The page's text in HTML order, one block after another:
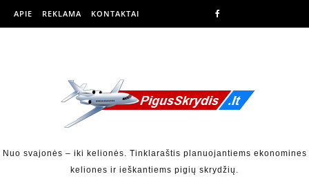
APIE REKLAMA KONTAKTAI
Nuo svajonės – iki kelionės. Tinklaraštis planuojantiems ekonomines
keliones ir ieškantiems pigių skrydžių.